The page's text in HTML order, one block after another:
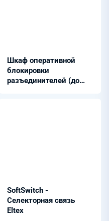
Шкаф оперативной
блокировки
разъединителей (до
SoftSwitch -
Селекторная связь
Eltex